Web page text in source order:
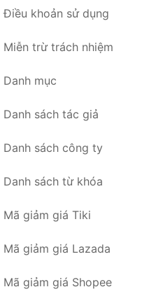
Điều khoản sử dụng
Miễn trừ trách nhiệm
Danh mục
Danh sách tác giả
Danh sách công ty
Danh sách từ khóa
Mã giảm giá Tiki
Mã giảm giá Lazada
Mã giảm giá Shopee